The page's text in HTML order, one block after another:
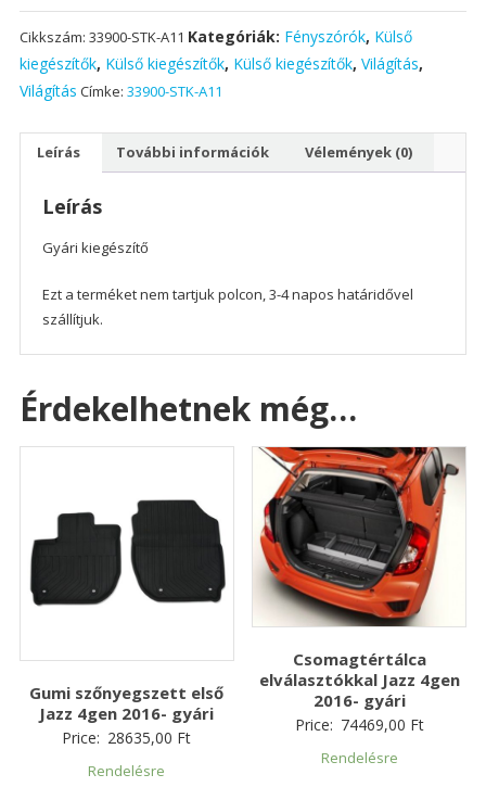
STK
gyári
mennyiség
Cikkszám: 33900-STK-A11 Kategóriák: Fényszórók, Külső
kiegészítők, Külső kiegészítők, Külső kiegészítők, Világítás,
Világítás Címke: 33900-STK-A11
Leírás További információk Vélemények (0)
Leírás
Gyári kiegészítő
Ezt a terméket nem tartjuk polcon, 3-4 napos határidővel
szállítjuk.
Érdekelhetnek még…
Gumi szőnyegszett első
Jazz 4gen 2016- gyári
Price: 28635,00 Ft
Rendelésre
Csomagtértálca
elválasztókkal Jazz 4gen
2016- gyári
Price: 74469,00 Ft
Rendelésre